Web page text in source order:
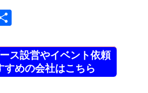
ス設営やイベント依頼
すめの会社はこちら